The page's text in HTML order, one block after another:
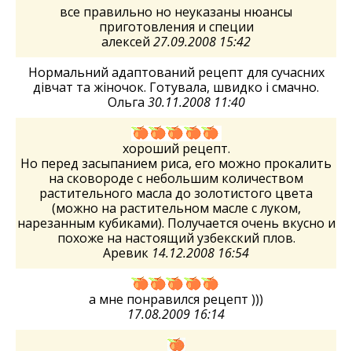
все правильно но неуказаны нюансы
приготовления и специи
алексей 27.09.2008 15:42
Нормальний адаптований рецепт для сучасних
дівчат та жіночок. Готувала, швидко і смачно.
Ольга 30.11.2008 11:40
хороший рецепт.
Но перед засыпанием риса, его можно прокалить
на сковороде с небольшим количеством
растительного масла до золотистого цвета
(можно на растительном масле с луком,
нарезанным кубиками). Получается очень вкусно и
похоже на настоящий узбекский плов.
Аревик 14.12.2008 16:54
а мне понравился рецепт )))
17.08.2009 16:14